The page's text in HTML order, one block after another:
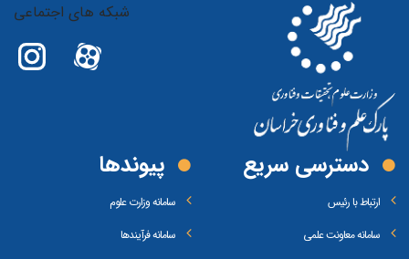
شبکه های اجتماعی
دسترسی سریع
ارتباط با رئیس
سامانه معاونت علمی
پیوند‌ها
سامانه وزارت علوم
سامانه فرآیندها